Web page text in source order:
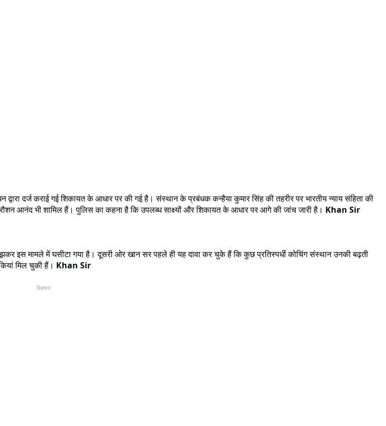
दर्ज कराई गई शिकायत के आधार पर की गई है। संस्थान के प्रबंधक कन्हैया कुमार सिंह की तहरीर पर भारतीय न्याय संहिता की
आनंद भी शामिल हैं। पुलिस का कहना है कि उपलब्ध साक्ष्यों और शिकायत के आधार पर आगे की जांच जारी है। Khan Sir
इस मामले में घसीटा गया है। दूसरी ओर खान सर पहले ही यह दावा कर चुके हैं कि कुछ प्रतिस्पर्धी कोचिंग संस्थान उनकी बढ़ती
मिल चुकी हैं। Khan Sir
विज्ञापन